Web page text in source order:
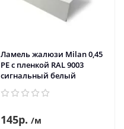
Ламель жалюзи Milan 0,45
PE с пленкой RAL 9003
сигнальный белый
145р. /м